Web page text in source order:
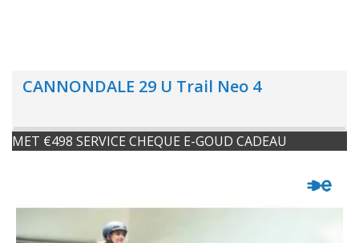
CANNONDALE 29 U Trail Neo 4
MET €498 SERVICE CHEQUE E-GOUD CADEAU